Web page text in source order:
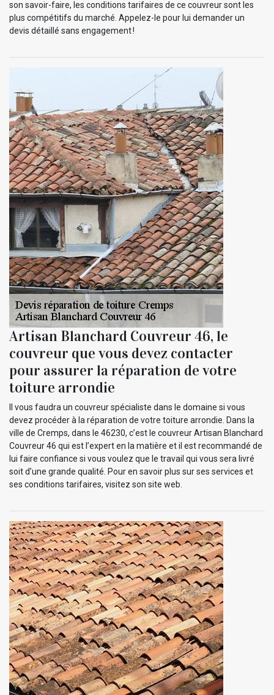
son savoir-faire, les conditions tarifaires de ce couvreur sont les
plus compétitifs du marché. Appelez-le pour lui demander un
devis détaillé sans engagement !
Artisan Blanchard Couvreur 46, le
couvreur que vous devez contacter
pour assurer la réparation de votre
toiture arrondie
Il vous faudra un couvreur spécialiste dans le domaine si vous
devez procéder à la réparation de votre toiture arrondie. Dans la
ville de Cremps, dans le 46230, c’est le couvreur Artisan Blanchard
Couvreur 46 qui est l’expert en la matière et il est recommandé de
lui faire confiance si vous voulez que le travail qui vous sera livré
soit d’une grande qualité. Pour en savoir plus sur ses services et
ses conditions tarifaires, visitez son site web.